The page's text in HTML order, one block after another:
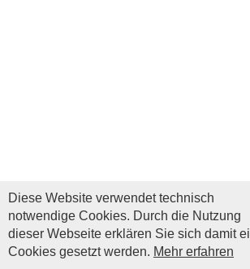
Diese Website verwendet technisch
notwendige Cookies. Durch die Nutzung
dieser Webseite erklären Sie sich damit
Cookies gesetzt werden. Mehr erfahren